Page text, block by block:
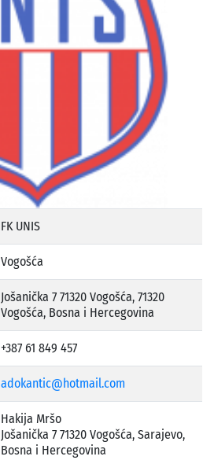
FK UNIS
Vogošća
Jošanička 7 71320 Vogošća, 71320
Vogošća, Bosna i Hercegovina
+387 61 849 457
adokantic@hotmail.com
Hakija Mršo
Jošanička 7 71320 Vogošća, Sarajevo,
Bosna i Hercegovina